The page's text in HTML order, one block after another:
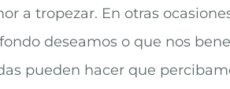
a tropezar. En otras
deseamos o que nos
pueden hacer que